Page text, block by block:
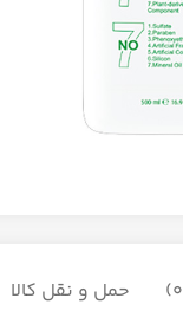
حمل و نقل کالا